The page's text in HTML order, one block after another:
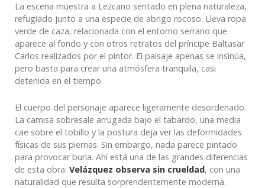
La escena muestra a Lezcano sentado en plena naturaleza,
refugiado junto a una especie de abrigo rocoso. Lleva ropa
verde de caza, relacionada con el entorno serrano que
aparece al fondo y con otros retratos del príncipe Baltasar
Carlos realizados por el pintor. El paisaje apenas se insinúa,
pero basta para crear una atmósfera tranquila, casi
detenida en el tiempo.
El cuerpo del personaje aparece ligeramente desordenado.
La camisa sobresale arrugada bajo el tabardo, una media
cae sobre el tobillo y la postura deja ver las deformidades
físicas de sus piernas. Sin embargo, nada parece pintado
para provocar burla. Ahí está una de las grandes diferencias
de esta obra. Velázquez observa sin crueldad, con una
naturalidad que resulta sorprendentemente moderna.